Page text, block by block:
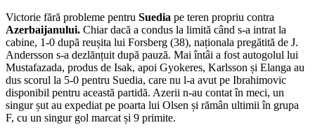
Victorie fără probleme pentru Suedia pe teren propriu contra
Azerbaijanului. Chiar dacă a condus la limită când s-a intrat la
cabine, 1-0 după reușita lui Forsberg (38), naționala pregătită de J.
Andersson s-a dezlănțuit după pauză. Mai întâi a fost autogolul lui
Mustafazada, produs de Isak, apoi Gyokeres, Karlsson și Elanga au
dus scorul la 5-0 pentru Suedia, care nu l-a avut pe Ibrahimovic
disponibil pentru această partidă. Azerii n-au contat în meci, un
singur șut au expediat pe poarta lui Olsen și rămân ultimii în grupa
F, cu un singur gol marcat și 9 primite.